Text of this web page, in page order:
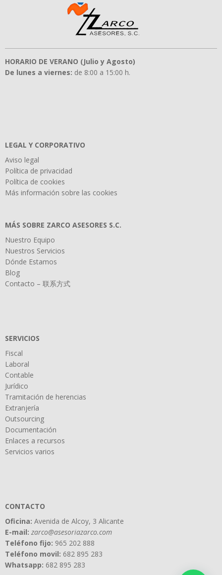
HORARIO DE VERANO (Julio y Agosto)
De lunes a viernes: de 8:00 a 15:00 h.
LEGAL Y CORPORATIVO
Aviso legal
Política de privacidad
Política de cookies
Más información sobre las cookies
MÁS SOBRE ZARCO ASESORES S.C.
Nuestro Equipo
Nuestros Servicios
Dónde Estamos
Blog
Contacto – 联系方式
SERVICIOS
Fiscal
Laboral
Contable
Jurídico
Tramitación de herencias
Extranjería
Outsourcing
Documentación
Enlaces a recursos
Servicios varios
CONTACTO
Oficina: Avenida de Alcoy, 3 Alicante
E-mail: zarco@asesoriazarco.com
Teléfono fijo: 965 202 888
Teléfono movil: 682 895 283
Whatsapp: 682 895 283